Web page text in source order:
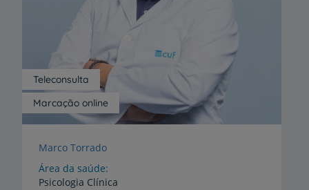
Marcação online
Teleconsulta
Marco Torrado
Área da saúde
Psicologia Clínica